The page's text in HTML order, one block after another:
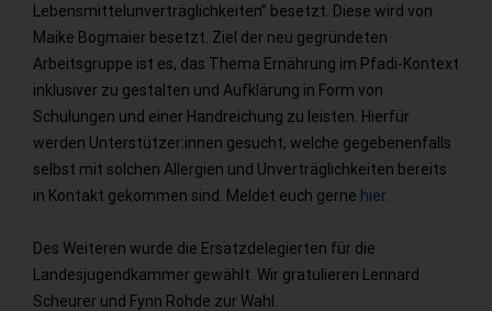
Lebensmittelunverträglichkeiten” besetzt. Diese wird von
Maike Bogmaier besetzt. Ziel der neu gegründeten
Arbeitsgruppe ist es, das Thema Ernährung im Pfadi-Kontext
inklusiver zu gestalten und Aufklärung in Form von
Schulungen und einer Handreichung zu leisten. Hierfür
werden Unterstützer:innen gesucht, welche gegebenenfalls
selbst mit solchen Allergien und Unverträglichkeiten bereits
in Kontakt gekommen sind. Meldet euch gerne hier
Des Weiteren wurde die Ersatzdelegierten für die
Landesjugendkammer gewählt. Wir gratulieren Lennard
Scheurer und Fynn Rohde zur Wahl.